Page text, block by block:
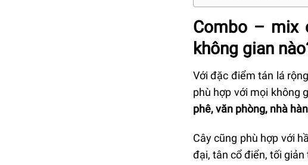
Combo – mix
không gian
Với đặc điểm tán lá
phù hợp với mọi không
phê, văn phòng, nhà
Cây cũng phù hợp với
đại, tân cổ điển, tối